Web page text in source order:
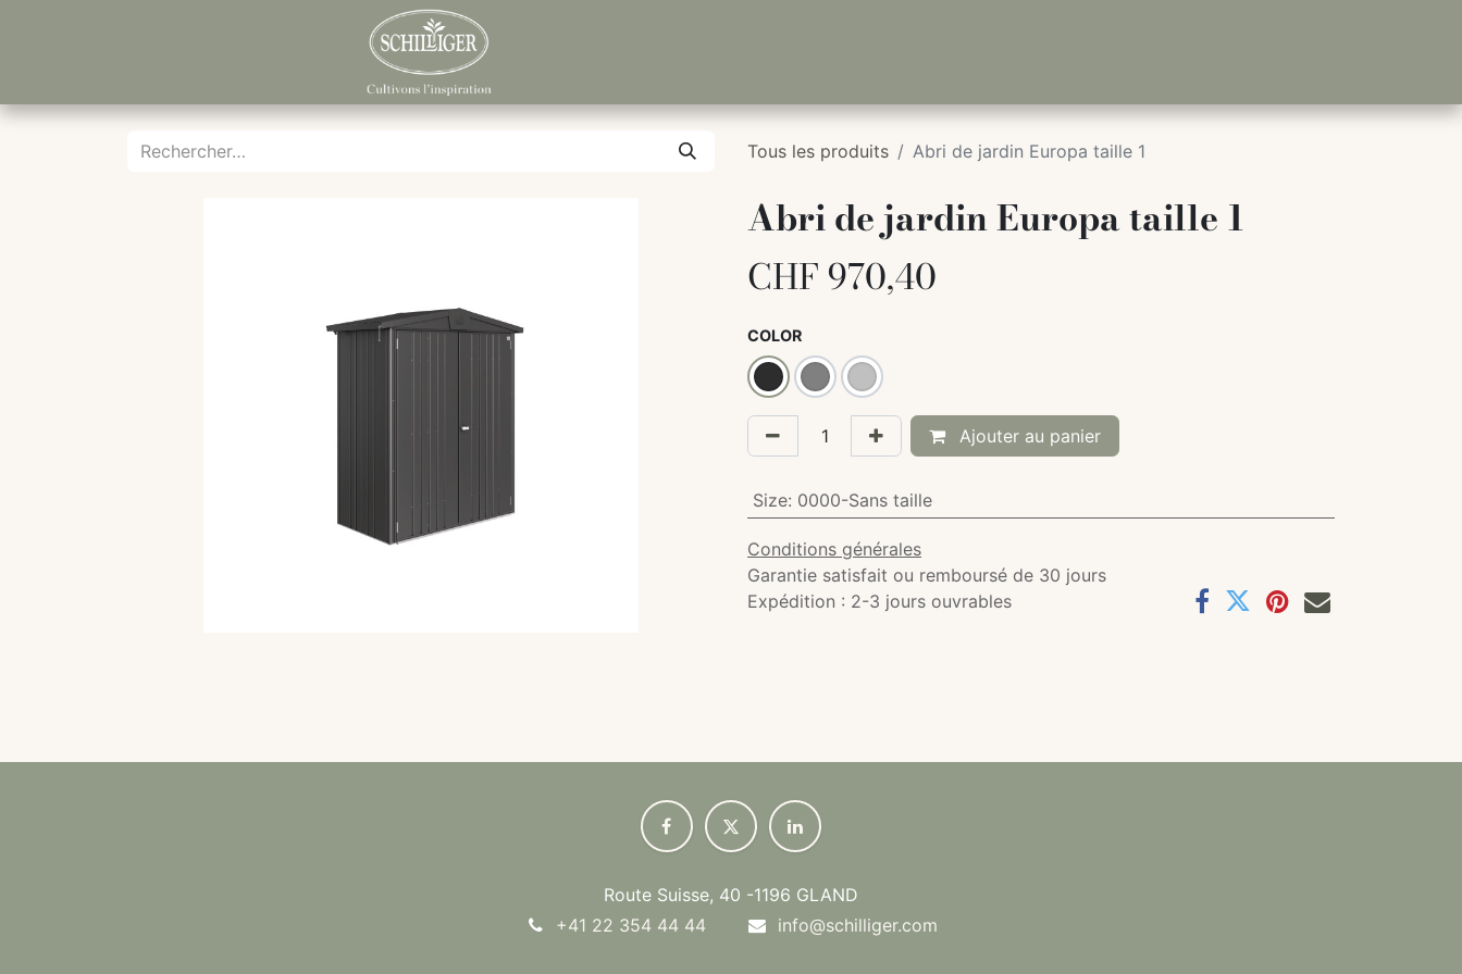
Tous les produits Abri de jardin Europa taille 1
Abri de jardin Europa taille 1
CHF 970,40
COLOR
Ajouter au panier
Size: 0000-Sans taille
Conditions générales
Garantie satisfait ou remboursé de 30 jours
Expédition : 2-3 jours ouvrables
Route Suisse, 40 -1196 GLAND
+41 22 354 44 44
info@schilliger.com